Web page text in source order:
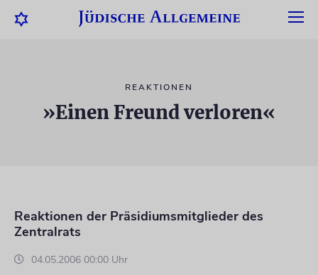
REAKTIONEN
»Einen Freund verloren«
Reaktionen der Präsidiumsmitglieder des
Zentralrats
04.05.2006 00:00 Uhr